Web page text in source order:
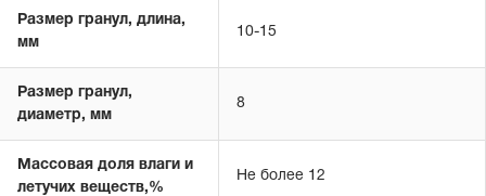
Размер гранул, длина,
мм
10-15
Размер гранул,
диаметр, мм
8
Массовая доля влаги и
летучих веществ,%
Не более 12